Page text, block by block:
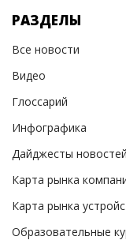
РАЗДЕЛЫ
Все новости
Видео
Глоссарий
Инфографика
Дайджесты новостей
Карта рынка
Карта рынка
Образовательные